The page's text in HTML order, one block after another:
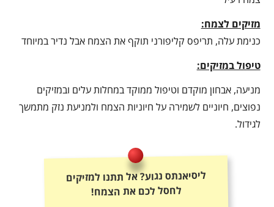
מזיקים לצמח:
כנימת עלה, תריפס קליפורני תוקף את הצמח אבל נדיר במיוחד
טיפול במזיקים:
מניעה, אבחון מוקדם וטיפול ממוקד במחלות עלים ובמזיקים
נפוצים, חיוניים לשמירה על חיוניות הצמח ולמניעת נזק מתמשך
לגידול.
ליסיאנתס נגוע? אל תתנו למזיקים
לחסל לכם את הצמח!